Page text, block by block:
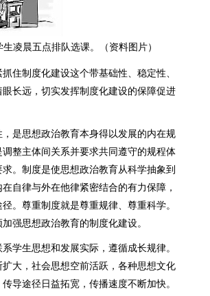
凌晨五点排队选课。（资料图片）
制度化建设这个带基础性、稳定性、
长远，切实发挥制度化建设的保障促进
思想政治教育本身得以发展的内在规
整主体间关系并要求共同遵守的规程体
。制度是使思想政治教育从科学抽象到
自律与外在他律紧密结合的有力保障，
。尊重制度就是尊重规律、尊重科学。
强思想政治教育的制度化建设。
生思想和发展实际，遵循成长规律。
大，社会思想空前活跃，各种思想文化
导途径日益拓宽，传播速度不断加快。